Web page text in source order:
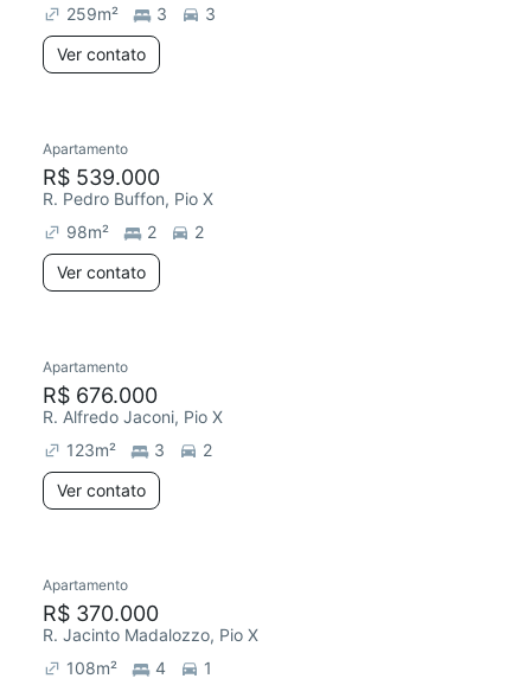
259m² 3
3
Ver contato
Apartamento
R$ 539.000
R. Pedro Buffon, Pio X
98m² 2
2
Ver contato
Apartamento
R$ 676.000
R. Alfredo Jaconi, Pio X
123m² 3
2
Ver contato
Apartamento
R$ 370.000
R. Jacinto Madalozzo, Pio X
108m² 4
1